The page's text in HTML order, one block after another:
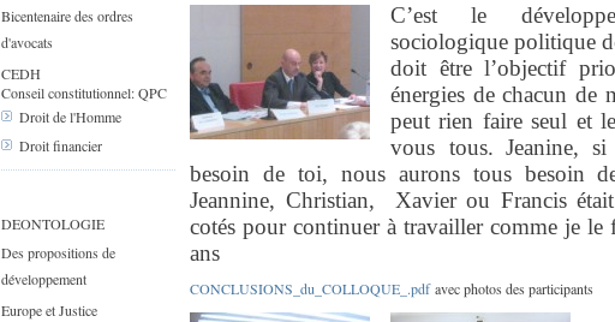
Bicentenaire des ordres
d'avocats
CEDH
Conseil constitutionnel: QPC
Droit de l'Homme
Droit financier
DEONTOLOGIE
Des propositions de
développement
Europe et Justice
C’est le
sociologique politique
doit être l’objectif
énergies de chacun de
peut rien faire seul et
vous tous. Jeanine,
besoin de toi, nous aurons tous besoin
Jeannine, Christian,
Xavier ou Francis
cotés pour continuer à travailler comme je le
ans
CONCLUSIONS_du_COLLOQUE_.pdfavec photos des participants